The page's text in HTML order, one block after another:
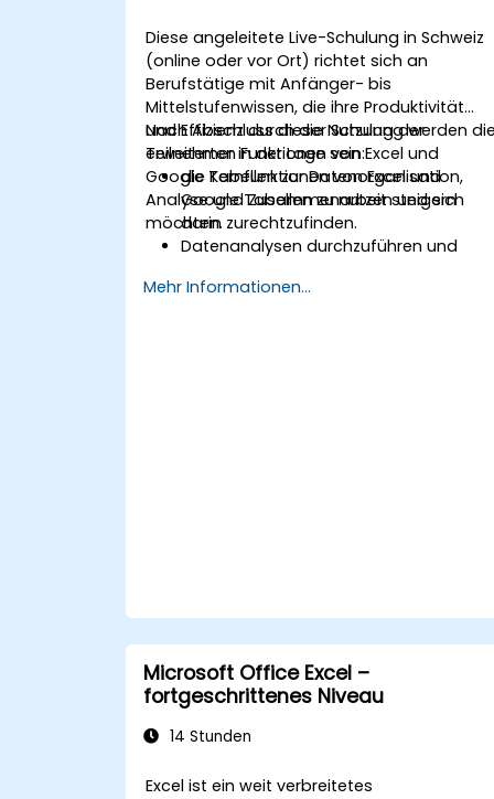
Diese angeleitete Live-Schulung in Schweiz
(online oder vor Ort) richtet sich an
Berufstätige mit Anfänger- bis
Mittelstufenwissen, die ihre Produktivität
und Effizienz durch die Nutzung der
erweiterten Funktionen von Excel und
Google Tabellen zur Datenorganisation,
Analyse und Zusammenarbeit steigern
möchten.
Nach Abschluss dieser Schulung werden die
Teilnehmer in der Lage sein:
die Kernfunktionen von Excel und
Google Tabellen zu nutzen und sich
darin zurechtzufinden.
Datenanalysen durchzuführen und
fortgeschrittener
Mehr Informationen...
Microsoft Office Excel –
fortgeschrittenes Niveau
14 Stunden
Excel ist ein weit verbreitetes